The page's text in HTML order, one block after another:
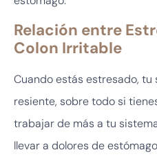
Relación entre
Colon Irritable
Cuando estás estresado,
resiente, sobre todo si
trabajar de más a tu
llevar a dolores de